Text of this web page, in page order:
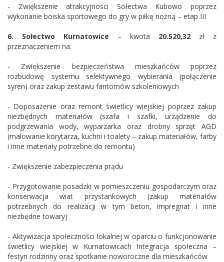
- Zwiększenie atrakcyjności Sołectwa Kubowo poprzez
wykonanie boiska sportowego do gry w piłkę nożną – etap III
6. Sołectwo Kurnatowice – kwota 20.520,32 zł z
przeznaczeniem na:
- Zwiększenie bezpieczeństwa mieszkańców poprzez
rozbudowę systemu selektywnego wybierania (połączenie
syren) oraz zakup zestawu fantomów szkoleniowych
- Doposażenie oraz remont świetlicy wiejskiej poprzez zakup
niezbędnych materiałów (szafa i szafki, urządzenie do
podgrzewania wody, wyparzarka oraz drobny sprzęt AGD
(malowanie korytarza, kuchni i toalety – zakup materiałów, farby
i inne materiały potrzebne do remontu)
- Zwiększenie zabezpieczenia prądu
- Przygotowanie posadzki w pomieszczeniu gospodarczym oraz
konserwacja wiat przystankowych (zakup materiałów
potrzebnych do realizacji w tym beton, impregnat i inne
niezbędne towary)
- Aktywizacja społeczności lokalnej w oparciu o funkcjonowanie
świetlicy wiejskiej w Kurnatowicach Integracja społeczna –
festyn rodzinny oraz spotkanie noworoczne dla mieszkańców